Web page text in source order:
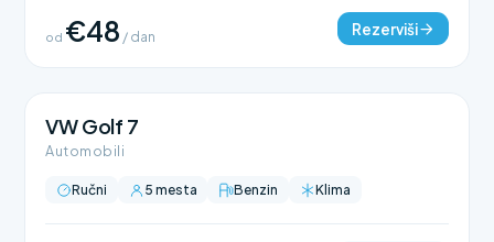
od €48 / dan Rezerviši
VW Golf 7
Automobili
Ručni 5 mesta Benzin Klima